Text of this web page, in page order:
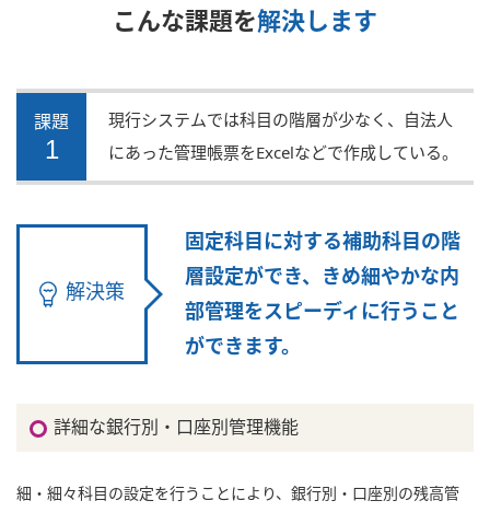
こんな課題を解決します
課題
1
現行システムでは科目の階層が少なく、自法人
にあった管理帳票をExcelなどで作成している。
解決策
固定科目に対する補助科目の階
層設定ができ、きめ細やかな内
部管理をスピーディに行うこと
ができます。
詳細な銀行別・口座別管理機能
細・細々科目の設定を行うことにより、銀行別・口座別の残高管